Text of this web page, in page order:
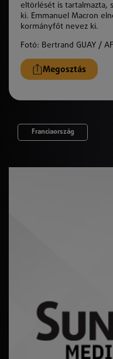
eltörlését is tartalmazta,
ki. Emmanuel Macron
kormányfőt nevez ki.
Fotó: Bertrand GUAY /
Megosztás
Franciaország